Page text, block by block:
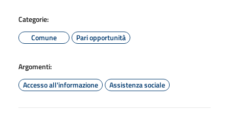
Categorie:
Comune
Pari opportunità
Argomenti:
Accesso all'informazione
Assistenza sociale